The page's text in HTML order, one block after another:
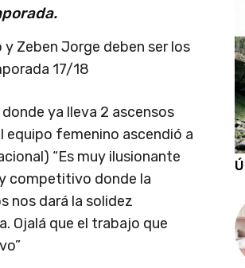
Zeben Jorge deben ser los
17/18
ya lleva 2 ascensos
equipo femenino ascendió a
“Es muy ilusionante
competitivo donde la
nos dará la solidez
Ojalá que el trabajo que